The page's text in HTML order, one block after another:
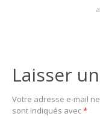
Laisser
Votre adresse e-mail
sont indiqués avec*